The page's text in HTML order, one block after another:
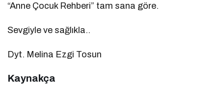
“Anne Çocuk Rehberi” tam sana göre.
Sevgiyle ve sağlıkla..
Dyt. Melina Ezgi Tosun
Kaynakça